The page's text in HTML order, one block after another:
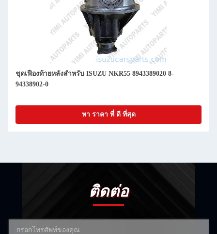
ชุดเฟืองท้ายหลังสำหรับ ISUZU NKR55 8943389020 8-
94338902-0
หา ราคา ที่ ดี ที่สุด
ติดต่อ